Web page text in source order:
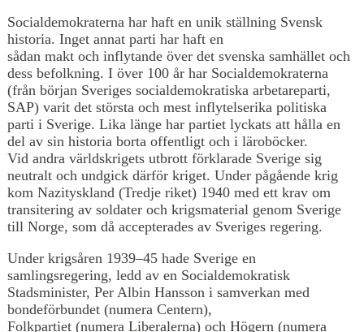
Socialdemokraterna har haft en unik ställning Svensk
historia. Inget annat parti har haft en
sådan makt och inflytande över det svenska samhället och
dess befolkning. I över 100 år har Socialdemokraterna
(från början Sveriges socialdemokratiska arbetareparti,
SAP) varit det största och mest inflytelserika politiska
parti i Sverige. Lika länge har partiet lyckats att hålla en
del av sin historia borta offentligt och i läroböcker.
Vid andra världskrigets utbrott förklarade Sverige sig
neutralt och undgick därför kriget. Under pågående krig
kom Nazityskland (Tredje riket) 1940 med ett krav om
transitering av soldater och krigsmaterial genom Sverige
till Norge, som då accepterades av Sveriges regering.
Under krigsåren 1939–45 hade Sverige en
samlingsregering, ledd av en Socialdemokratisk
Stadsminister, Per Albin Hansson i samverkan med
bondeförbundet (numera Centern),
Folkpartiet (numera Liberalerna) och Högern (numera